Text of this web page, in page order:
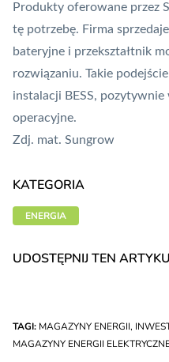
Produkty oferowane przez
tę potrzebę. Firma
bateryjne i przekształtnik
rozwiązaniu. Takie
instalacji BESS,
operacyjne.
Zdj. mat. Sungrow
KATEGORIA
ENERGIA
UDOSTĘPNIJ TEN
TAGI: MAGAZYNY ENERGII,
MAGAZYNY ENERGII